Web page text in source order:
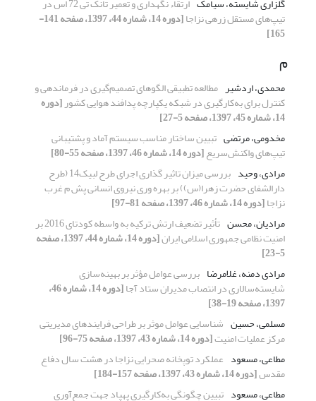
تیپ‌های مستقل زرهی نزاجا [دوره 14، شماره 44، 1397، صفحه 141-
165]
م
محمدی، اردشیر مطالعه تطبیقی الگوهای تصمیم‌گیری در فرماندهی و
کنترل برای به‌کارگیری در شبکه یکپارچه پدافند هوایی کشور[دوره
14، شماره 45، 1397، صفحه 5-27]
مخدومی، مرتضی تبیین ساختار مناسب سیستم آماد و پشتیبانی
تیپ‌های واکنش‌سریع[دوره 14، شماره 46، 1397، صفحه 55-80]
مرادی، وحید
بررسی میزان تاثیر گذاری اجرای طرح لبیک14 (طرح
دارالشفای حضرت زهرا(س)) بر بهره وری نیروی انسانی پش م غرب
نزاجا[دوره 14، شماره 46، 1397، صفحه 81-97]
مرادیان، محسن
تأثیر تضعیف ارتش ترکیه به واسطه کودتای 2016 بر
امنیت نظامی جمهوری اسلامی ایران [دوره 14، شماره 44، 1397، صفحه
5-23]
مرادی دمنه، غلامرضا بررسی عوامل مؤثر بر بهینه‌سازی
شایسته‌سالاری در انتصاب مدیران ستاد آجا [دوره 14، شماره 46،
1397، صفحه 19-38]
مسلمی، حسین شناسایی عوامل موثر بر طراحی فرایندهای مدیریتی
مرکز عملیات امنیت[دوره 14، شماره 43، 1397، صفحه 75-96]
مطاعی، مسعود عملکرد توپخانه صحرایی نزاجا در هشت سال دفاع
مقدس[دوره 14، شماره 43، 1397، صفحه 157-184]
مطاعی، مسعود تبیین چگونگی به‌کارگیری پهپاد جهت جمع‌آوری